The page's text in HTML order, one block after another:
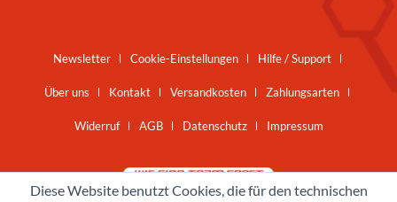
Newsletter Cookie-Einstellungen Hilfe / Support
Über uns Kontakt Versandkosten Zahlungsarten
Widerruf AGB Datenschutz Impressum
Diese Website benutzt Cookies, die für den technischen